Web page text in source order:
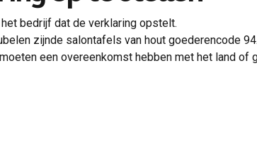
bedrijf dat de verklaring opstelt.
zijnde salontafels van hout goederencode
een overeenkomst hebben met het land of